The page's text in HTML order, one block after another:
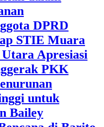
DPRD
STIE Muara
Apresiasi
PKK
untuk
Bailey